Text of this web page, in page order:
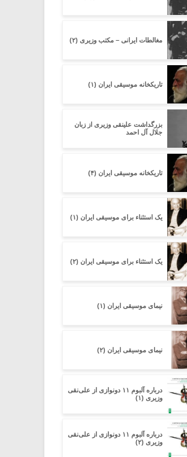
مغالطات ایرانی – مکتب وزیری (۲)
تاریکخانه موسیقی ایران (۱)
بزرگداشت علینقی وزیری از زبان
جلال آل احمد
تاریکخانه موسیقی ایران (۴)
یک استثناء برای موسیقی ایران (۱)
یک استثناء برای موسیقی ایران (۲)
نیمای موسیقی ایران (۱)
نیمای موسیقی ایران (۲)
درباره آلبوم ۱۱ دونوازی از علی‌نقی
وزیری (۱)
درباره آلبوم ۱۱ دونوازی از علی‌نقی
وزیری (۲)